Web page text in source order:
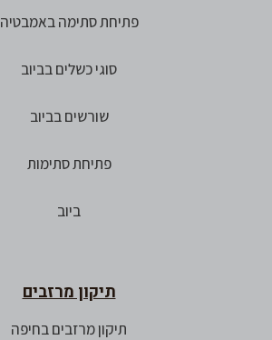
פתיחת סתימה באמבטיה
סוגי כשלים בביוב
שורשים בביוב
פתיחת סתימות
ביוב
תיקון מרזבים
תיקון מרזבים בחיפה